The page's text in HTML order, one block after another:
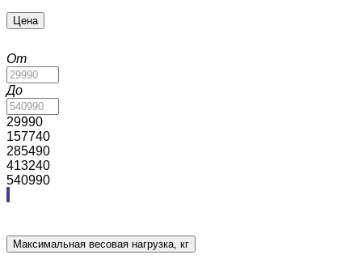
Цена
От
До
29990
157740
285490
413240
540990
Максимальная весовая нагрузка, кг